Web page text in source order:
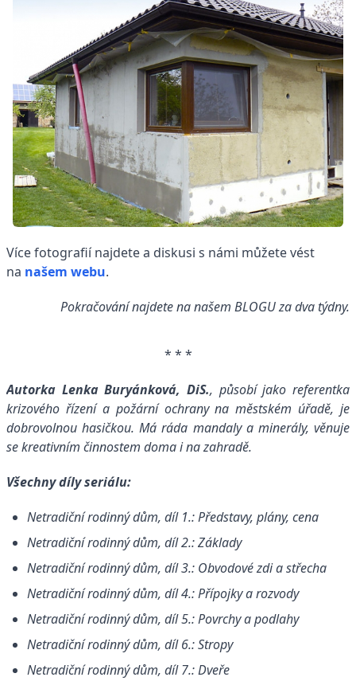
Více fotografií najdete a diskusi s námi můžete vést
na našem webu.
Pokračování najdete na našem BLOGU za dva týdny.
* * *
Autorka Lenka Buryánková, DiS., působí jako referentka
krizového řízení a požární ochrany na městském úřadě, je
dobrovolnou hasičkou. Má ráda mandaly a minerály, věnuje
se kreativním činnostem doma i na zahradě.
Všechny díly seriálu:
Netradiční rodinný dům, díl 1.: Představy, plány, cena
Netradiční rodinný dům, díl 2.: Základy
Netradiční rodinný dům, díl 3.: Obvodové zdi a střecha
Netradiční rodinný dům, díl 4.: Přípojky a rozvody
Netradiční rodinný dům, díl 5.: Povrchy a podlahy
Netradiční rodinný dům, díl 6.: Stropy
Netradiční rodinný dům, díl 7.: Dveře